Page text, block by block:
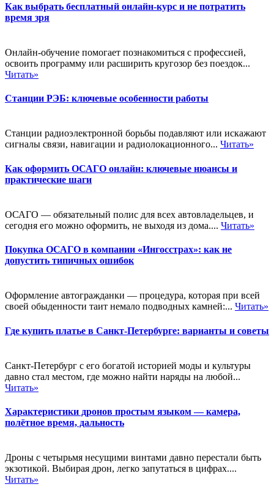
Как выбрать бесплатный онлайн-курс и не потратить
время зря
Онлайн-обучение помогает познакомиться с профессией,
освоить программу или расширить кругозор без поездок...
Читать»
Станции РЭБ: ключевые особенности работы
Станции радиоэлектронной борьбы подавляют или искажают
сигналы связи, навигации и радиолокационного... Читать»
Как оформить ОСАГО онлайн: ключевые нюансы и
практические шаги
ОСАГО — обязательный полис для всех автовладельцев, и
сегодня его можно оформить, не выходя из дома.... Читать»
Покупка ОСАГО в компании «Ингосстрах»: как не
допустить типичных ошибок
Оформление автогражданки — процедура, которая при всей
своей обыденности таит немало подводных камней:... Читать»
Где купить платье в Санкт-Петербурге: варианты и советы
Санкт-Петербург с его богатой историей моды и культуры
давно стал местом, где можно найти наряды на любой...
Читать»
Характеристики дронов простым языком — камера,
полётное время, дальность
Дроны с четырьмя несущими винтами давно перестали быть
экзотикой. Выбирая дрон, легко запутаться в цифрах....
Читать»